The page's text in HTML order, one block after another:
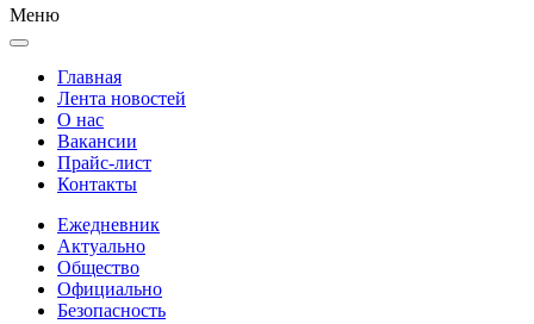
Меню
Главная
Лента новостей
О нас
Вакансии
Прайс-лист
Контакты
Ежедневник
Актуально
Общество
Официально
Безопасность